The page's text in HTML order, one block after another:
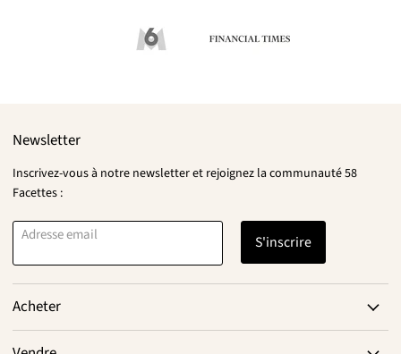
Newsletter
Inscrivez-vous à notre newsletter et rejoignez la communauté 58
Facettes :
Adresse email S'inscrire
Acheter